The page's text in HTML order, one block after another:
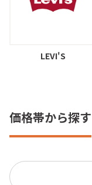
LEVI'S
価格帯から探す